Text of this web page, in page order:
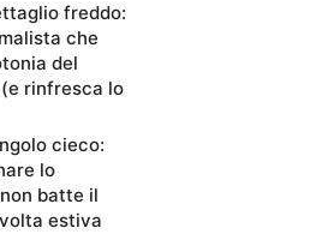
freddo:
che
del
rinfresca lo
cieco:
lo
batte il
estiva